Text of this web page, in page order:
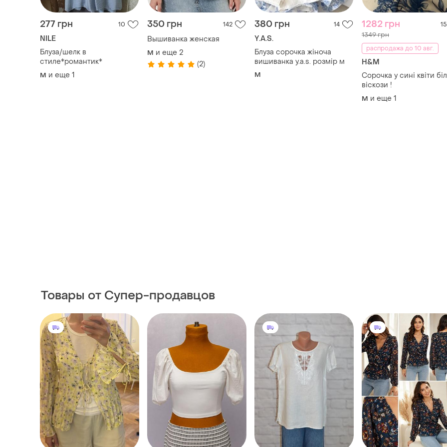
и еще 1
(2)
H&M
віскози !
M и еще
550 грн 0
H&M
Накидка h&m в квіти
M
150 грн 2
Эластичный кроп-топ с
открытой спиной и
короткими рукавами-
S и еще 1
501 грн
M&S
Блуза льняная свободного
кроя с кружевом m&amp;s
430 грн 0
TIFFOSI
Блуза tiffosi ps
S